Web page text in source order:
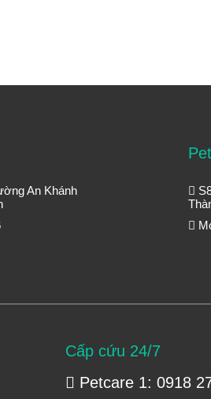
An Khánh
Cấp cứu 24/7
Petcare 1: 0918